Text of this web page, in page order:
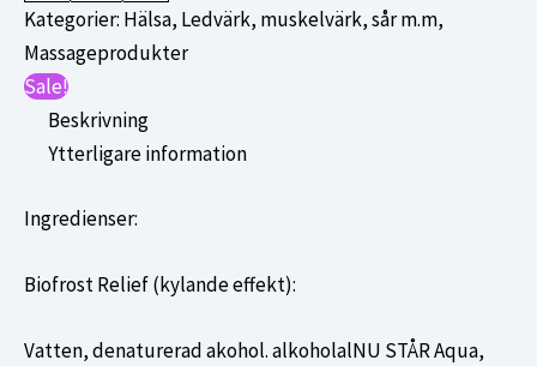
on
Relief
75
mängd
Kategorier: Hälsa, Ledvärk, muskelvärk, sår m.m,
Massageprodukter
Sale!
Beskrivning
Ytterligare information
Ingredienser:
Biofrost Relief (kylande effekt):
Vatten, denaturerad akohol. alkoholalNU STÅR Aqua,